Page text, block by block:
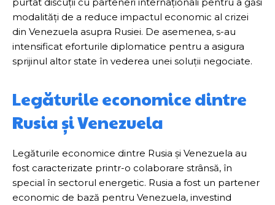
modalități de a reduce impactul economic al crizei
din Venezuela asupra Rusiei. De asemenea, s-au
intensificat eforturile diplomatice pentru a asigura
sprijinul altor state în vederea unei soluții negociate.
Legăturile economice dintre
Rusia și Venezuela
Legăturile economice dintre Rusia și Venezuela au
fost caracterizate printr-o colaborare strânsă, în
special în sectorul energetic. Rusia a fost un partener
economic de bază pentru Venezuela, investind